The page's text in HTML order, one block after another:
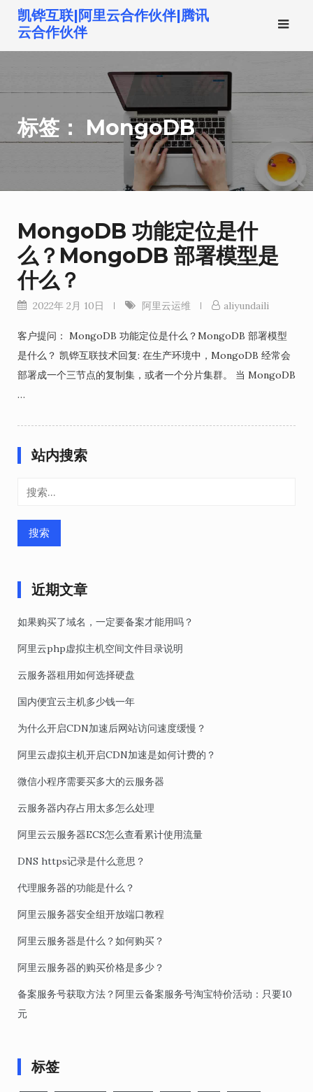
到
凯铧互联|阿里云合作伙伴|腾讯
云合作伙伴
标签： MongoDB
MongoDB 功能定位是什
么？MongoDB 部署模型是
什么？
2022年 2月 10日 阿里云运维 aliyundaili
客户提问： MongoDB 功能定位是什么？MongoDB 部署模型
是什么？ 凯铧互联技术回复: 在生产环境中，MongoDB 经常会
部署成一个三节点的复制集，或者一个分片集群。 当 MongoDB
…
站内搜索
近期文章
如果购买了域名，一定要备案才能用吗？
阿里云php虚拟主机空间文件目录说明
云服务器租用如何选择硬盘
国内便宜云主机多少钱一年
为什么开启CDN加速后网站访问速度缓慢？
阿里云虚拟主机开启CDN加速是如何计费的？
微信小程序需要买多大的云服务器
云服务器内存占用太多怎么处理
阿里云云服务器ECS怎么查看累计使用流量
DNS https记录是什么意思？
代理服务器的功能是什么？
阿里云服务器安全组开放端口教程
阿里云服务器是什么？如何购买？
阿里云服务器的购买价格是多少？
备案服务号获取方法？阿里云备案服务号淘宝特价活动：只要10
元
标签